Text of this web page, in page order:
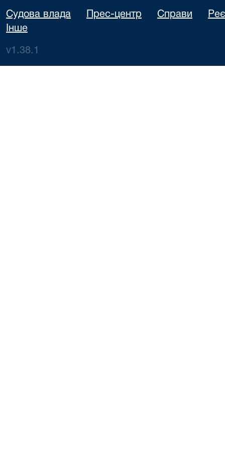
Судова влада Прес-центр Справи
Інше
v1.38.1